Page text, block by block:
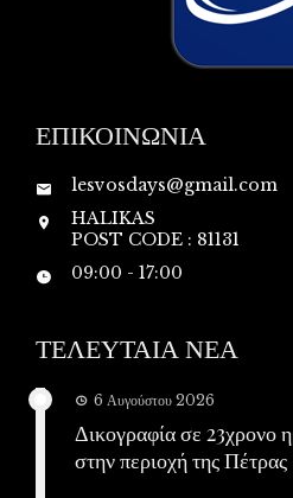
ΕΠΙΚΟΙΝΩΝΙΑ
lesvosdays@gmail.com
HALIKAS
POST CODE : 81131
09:00 - 17:00
ΤΕΛΕΥΤΑΙΑ ΝΕΑ
6 Αυγούστου 2026
Δικογραφία σε 23χρονο
στην περιοχή της Πέτρας